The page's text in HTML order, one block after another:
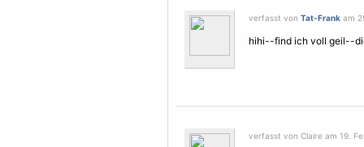
verfasst von Tat-Frank am
hihi--find ich voll geil--
verfasst von Claire am 19.